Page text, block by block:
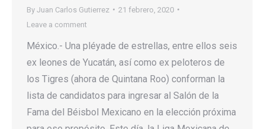
By Juan Carlos Gutierrez
21 febrero, 2020
Leave a comment
México.- Una pléyade de estrellas, entre ellos seis
ex leones de Yucatán, así como ex peloteros de
los Tigres (ahora de Quintana Roo) conforman la
lista de candidatos para ingresar al Salón de la
Fama del Béisbol Mexicano en la elección próxima